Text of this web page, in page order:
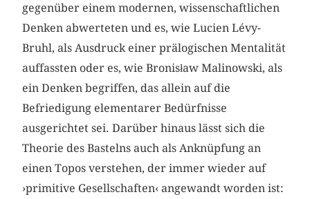
gegenüber einem modernen, wissenschaftlichen
Denken abwerteten und es, wie Lucien Lévy-
Bruhl, als Ausdruck einer prälogischen Mentalität
auffassten oder es, wie Bronisław Malinowski, als
ein Denken begriffen, das allein auf die
Befriedigung elementarer Bedürfnisse
ausgerichtet sei. Darüber hinaus lässt sich die
Theorie des Bastelns auch als Anknüpfung an
einen Topos verstehen, der immer wieder auf
›primitive Gesellschaften‹ angewandt worden ist: